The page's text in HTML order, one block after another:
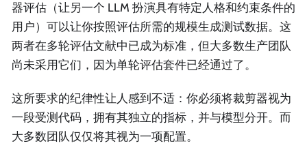
器评估（让另一个 LLM 扮演具有特定人格和约束条件的
用户）可以让你按照评估所需的规模生成测试数据。这
两者在多轮评估文献中已成为标准，但大多数生产团队
尚未采用它们，因为单轮评估套件已经通过了。
这所要求的纪律性让人感到不适：你必须将裁剪器视为
一段受测代码，拥有其独立的指标，并与模型分开。而
大多数团队仅仅将其视为一项配置。